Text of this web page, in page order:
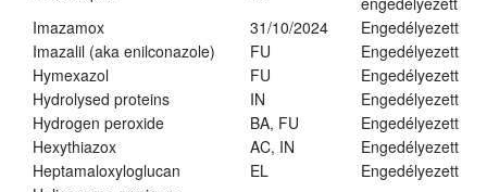
Imazamox
31/10/2024
Engedélyezett
Imazalil (aka enilconazole)
FU
Engedélyezett
Hymexazol
FU
Engedélyezett
Hydrolysed proteins
IN
Engedélyezett
Hydrogen peroxide
BA, FU
Engedélyezett
Hexythiazox
AC, IN
Engedélyezett
Heptamaloxyloglucan
EL
Engedélyezett